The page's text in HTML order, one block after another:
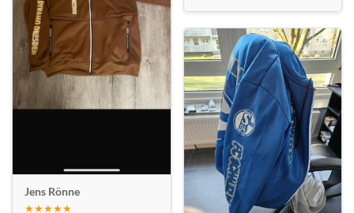
Jens Rönne
★★★★★